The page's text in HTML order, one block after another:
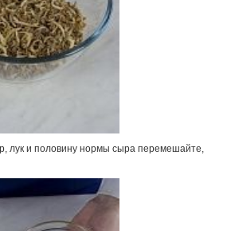
лук и половину нормы сыра перемешайте,